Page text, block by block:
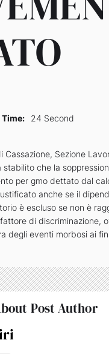
Time: 24 Second
Cassazione, Sezione
che la
per gmo dettato dal
anche se il
è escluso se non è
di discriminazione,
degli eventi morbosi ai
Post Author